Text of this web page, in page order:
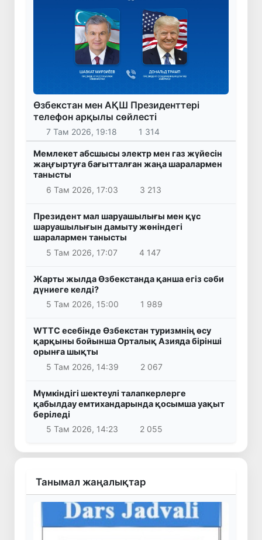
Өзбекстан мен АҚШ Президенттері
телефон арқылы сөйлесті
7 Там 2026, 19:18 1 314
Мемлекет абсшысы электр мен газ жүйесін
жаңғыртуға бағытталған жаңа шаралармен
танысты
6 Там 2026, 17:03
3 213
Президент мал шаруашылығы мен құс
шаруашылығын дамыту жөніндегі
шаралармен танысты
5 Там 2026, 17:07
4 147
Жарты жылда Өзбекстанда қанша егіз сәби
дүниеге келді?
5 Там 2026, 15:00
1 989
WTTC есебінде Өзбекстан туризмнің өсу
қарқыны бойынша Орталық Азияда бірінші
орынға шықты
5 Там 2026, 14:39
2 067
Мүмкіндігі шектеулі талапкерлерге
қабылдау емтихандарында қосымша уақыт
беріледі
5 Там 2026, 14:23
2 055
Танымал жаңалықтар